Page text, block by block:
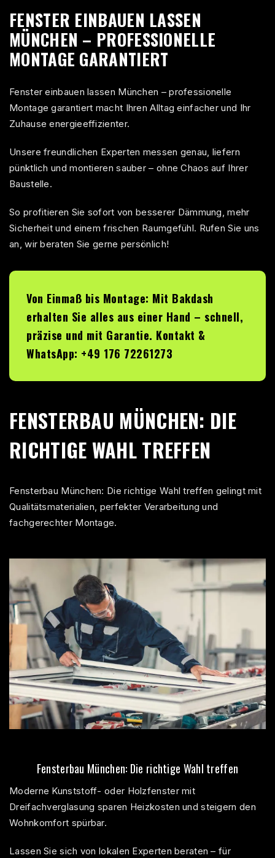
FENSTER EINBAUEN LASSEN
MÜNCHEN – PROFESSIONELLE
MONTAGE GARANTIERT
Fenster einbauen lassen München – professionelle
Montage garantiert macht Ihren Alltag einfacher und Ihr
Zuhause energieeffizienter.
Unsere freundlichen Experten messen genau, liefern
pünktlich und montieren sauber – ohne Chaos auf Ihrer
Baustelle.
So profitieren Sie sofort von besserer Dämmung, mehr
Sicherheit und einem frischen Raumgefühl. Rufen Sie uns
an, wir beraten Sie gerne persönlich!
Von Einmaß bis Montage: Mit Bakdash
erhalten Sie alles aus einer Hand – schnell,
präzise und mit Garantie. Kontakt &
WhatsApp: +49 176 72261273
FENSTERBAU MÜNCHEN: DIE
RICHTIGE WAHL TREFFEN
Fensterbau München: Die richtige Wahl treffen gelingt mit
Qualitätsmaterialien, perfekter Verarbeitung und
fachgerechter Montage.
Fensterbau München: Die richtige Wahl treffen
Moderne Kunststoff- oder Holzfenster mit
Dreifachverglasung sparen Heizkosten und steigern den
Wohnkomfort spürbar.
Lassen Sie sich von lokalen Experten beraten – für